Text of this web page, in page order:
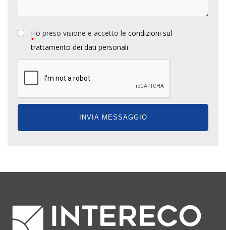
*
Ho preso visione e accetto le condizioni sul
trattamento dei dati personali